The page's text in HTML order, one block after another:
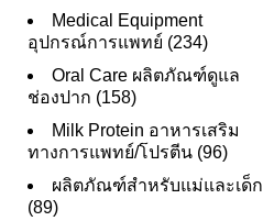
Medical Equipment
อุปกรณ์การแพทย์ (234)
Oral Care ผลิตภัณฑ์ดูแล
ช่องปาก (158)
Milk Protein อาหารเสริม
ทางการแพทย์/โปรตีน (96)
ผลิตภัณฑ์สำหรับแม่และเด็ก
(89)